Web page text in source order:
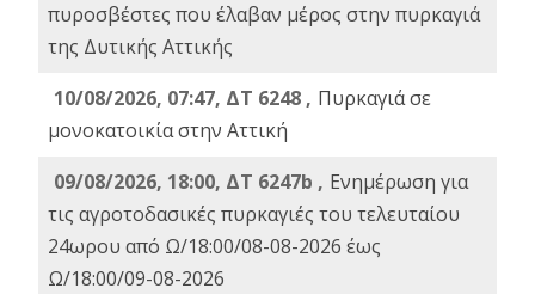
πυροσβέστες που έλαβαν μέρος στην πυρκαγιά
της Δυτικής Αττικής
10/08/2026, 07:47, ΔΤ 6248 , Πυρκαγιά σε
μονοκατοικία στην Αττική
09/08/2026, 18:00, ΔΤ 6247b , Ενημέρωση για
τις αγροτοδασικές πυρκαγιές του τελευταίου
24ωρου από Ω/18:00/08-08-2026 έως
Ω/18:00/09-08-2026